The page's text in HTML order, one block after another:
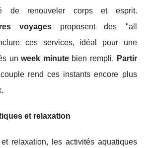
de renouveler corps et esprit.
voyages proposent des "all
ces services, idéal pour une
unweek minutebien rempli. Partir
rend ces instants encore plus
et relaxation
relaxation, les activités aquatiques